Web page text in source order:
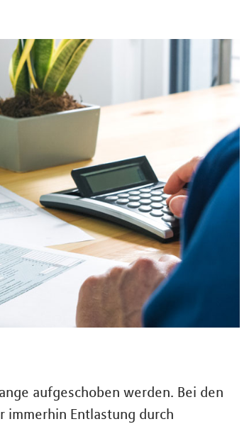
aufgeschoben werden. Bei den
Entlastung durch